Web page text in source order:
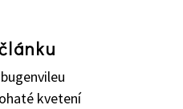
kvetení